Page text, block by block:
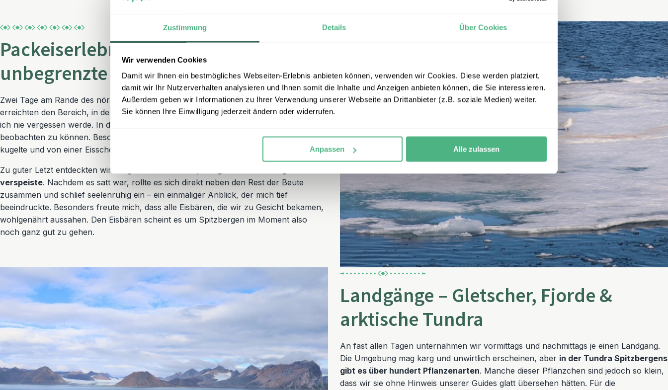
Zustimmung Details Über Cookies
Wir verwenden Cookies
Damit wir Ihnen ein bestmögliches Webseiten-Erlebnis anbieten können, verwenden wir Cookies. Diese werden platziert,
damit wir Ihr Nutzerverhalten analysieren und Ihnen somit die Inhalte und Anzeigen anbieten können, die Sie interessieren.
Außerdem geben wir Informationen zu Ihrer Verwendung unserer Webseite an Drittanbieter (z.B. soziale Medien) weiter.
Sie können Ihre Einwilligung jederzeit ändern oder widerrufen.
Anpassen Alle zulassen
Packeiserlebnisse – Eisbären und
unbegrenzte Stille
Zwei Tage am Rande des nördlichen Packeises blieben meine absoluten Highlights. Wir
erreichten den Bereich, in dem sich das Eis weit auszubreiten schien – eine Stille, die
ich nie vergessen werde. In diesen Tagen hatten wir das Glück,
beobachten zu können. Besonders liebenswert war eine verspielte Bärin, die sich
kugelte und von einer Eisscholle zur nächsten hüpfte, als wolle sie uns unterhalten.
Zu guter Letzt entdeckten wir ein großes Männchen, das
verspeiste. Nachdem es satt war, rollte es sich direkt neben den Rest der Beute
zusammen und schlief seelenruhig ein – ein einmaliger Anblick, der mich tief
beeindruckte. Besonders freute mich, dass alle Eisbären, die wir zu Gesicht bekamen,
wohlgenährt aussahen. Den Eisbären scheint es um Spitzbergen im Moment also
noch ganz gut zu gehen.
Landgänge – Gletscher, Fjorde &
arktische Tundra
An fast allen Tagen unternahmen wir vormittags und nachmittags je einen Landgang.
Die Umgebung mag karg und unwirtlich erscheinen, aber in der Tundra Spitzbergens
gibt es über hundert Pflanzenarten. Manche dieser Pflänzchen sind jedoch so klein,
dass wir sie ohne Hinweis unserer Guides glatt übersehen hätten. Für die